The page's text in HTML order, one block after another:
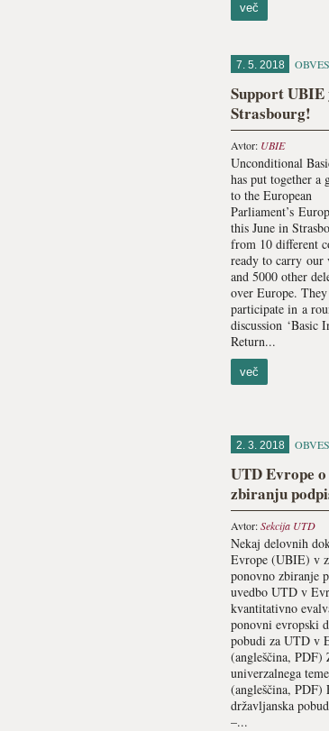
več
7. 5. 2018
Support UBIE
Strasbourg!
Avtor: UBIE
Unconditional
has put together a
to the European
Parliament’s
this June in
from 10 different
ready to carry our
and 5000 other
over Europe.
participate in a
discussion ‘Basic
Return...
več
2. 3. 2018
UTD Evrope
zbiranju
Avtor:Sekcija UTD
Nekaj delovnih
Evrope (UBIE) v
ponovno zbiranje
uvedbo UTD v
kvantitativno
ponovni evropski
pobudi za UTD v
(angleščina, PDF)
univerzalnega
(angleščina, PDF)
državljanska
–...